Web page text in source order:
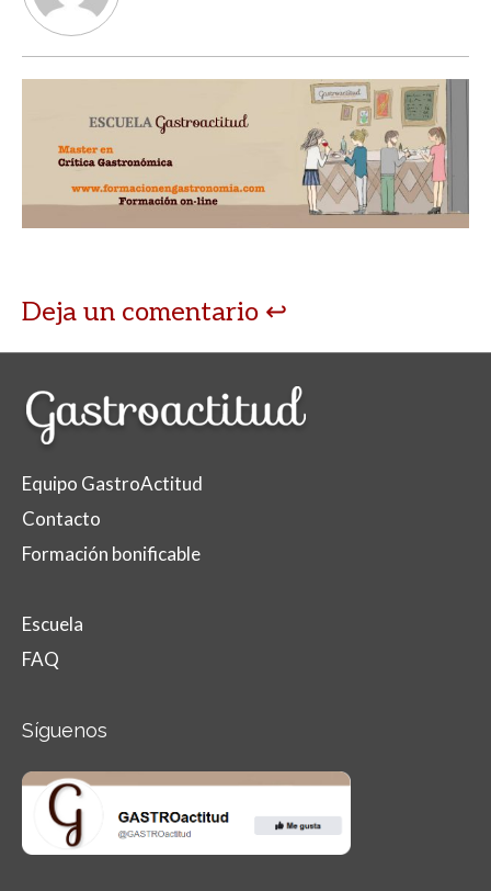
Deja un comentario
Equipo GastroActitud
Contacto
Formación bonificable
Escuela
FAQ
Síguenos